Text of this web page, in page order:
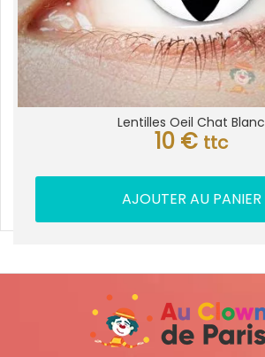
Lentilles Oeil Chat Blanc
10 € ttc
AJOUTER AU PANIER